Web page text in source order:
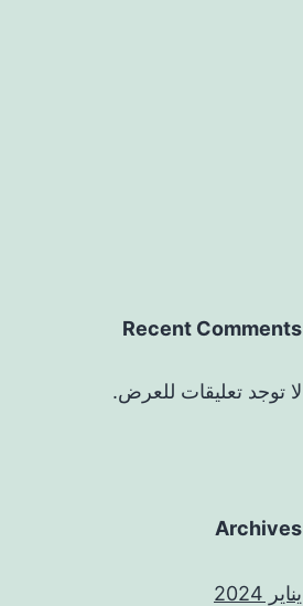
Recent Comments
لا توجد تعليقات للعرض.
Archives
يناير 2024